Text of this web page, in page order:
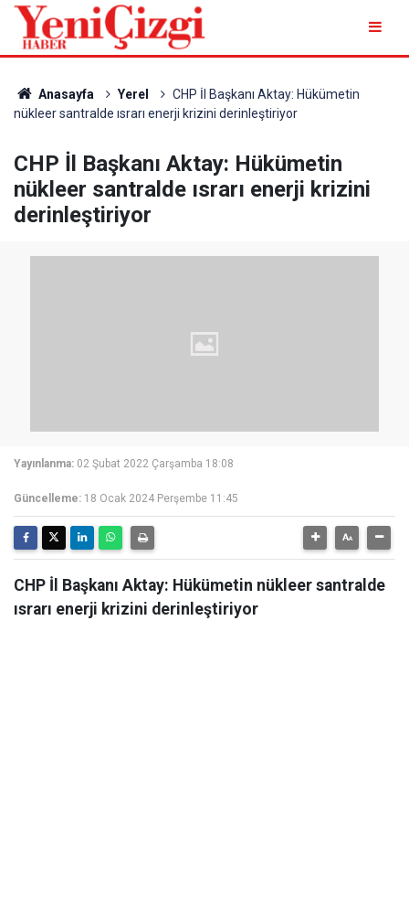
Anasayfa Yerel
CHP İl Başkanı Aktay: Hükümetin
nükleer santralde ısrarı enerji krizini derinleştiriyor
CHP İl Başkanı Aktay: Hükümetin
nükleer santralde ısrarı enerji krizini
derinleştiriyor
Yayınlanma: 02 Şubat 2022 Çarşamba 18:08
Güncelleme: 18 Ocak 2024 Perşembe 11:45
CHP İl Başkanı Aktay: Hükümetin nükleer santralde
ısrarı enerji krizini derinleştiriyor